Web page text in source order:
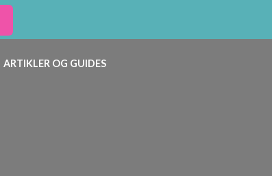
ARTIKLER OG GUIDES